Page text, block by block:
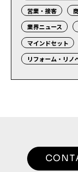
営業・接客
業界ニュース
マインドセット
リフォーム・リノ